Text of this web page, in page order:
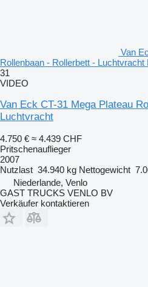
Van
Rollenbaan - Rollerbett - Luchtvracht
31
VIDEO
Van Eck CT-31 Mega Plateau
Luchtvracht
4.750 € ≈ 4.439 CHF
Pritschenauflieger
2007
Nutzlast 34.940 kg Nettogewicht
Niederlande, Venlo
GAST TRUCKS VENLO BV
Verkäufer kontaktieren